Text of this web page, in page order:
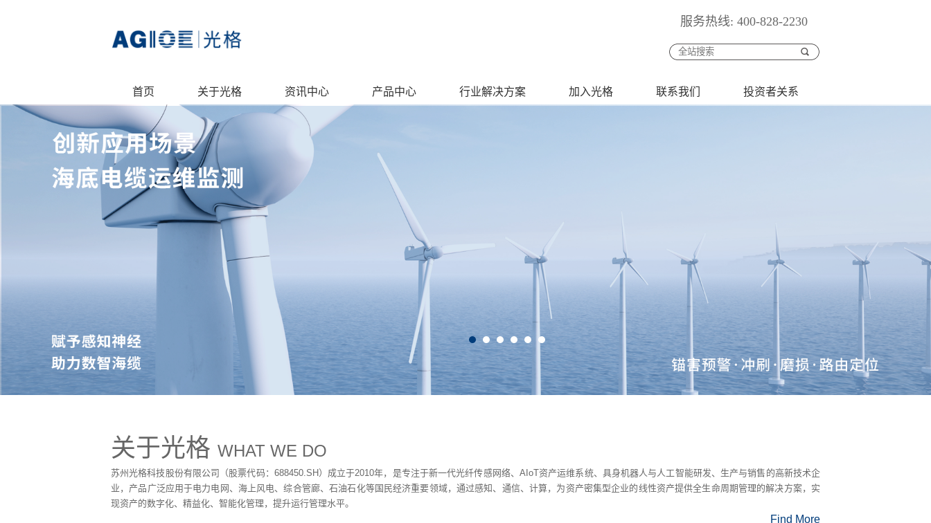
服务热线: 400-828-2230
首页 关于光格 资讯中心 产品中心 行业解决方案 加入光格 联系我们 投资者关系
关于光格 WHAT WE DO
苏州光格科技股份有限公司（股票代码：688450.SH）成立于2010年，是专注于新一代光纤传感网络、AIoT资产运维系统、具身机器人与人工智能研发、生产与销售的高新技术企
业 ，产品广泛应用于电力电网、海上风电、综合管廊、石油石化等国民经济重要领域，通过感知、通信、计算，为资产密集型企业的线性资产提供全生命周期管理的解决方案，实
现资产的数字化、精益化、智能化管理，提升运行管理水平。
Find More